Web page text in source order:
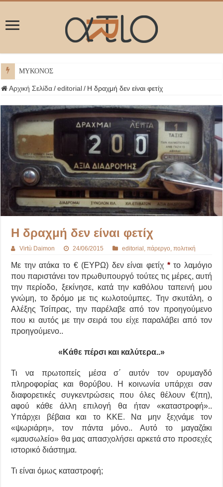
ΜΥΚΟΝΟΣ
Αρχική Σελίδα / editorial / Η δραχμή δεν είναι φετίχ
Η δραχμή δεν είναι φετίχ
Virtù Daimon 24/06/2015 editorial ,πάρεργο,πολιτική
Με την ατάκα το € (ΕΥΡΩ) δεν είναι φετίχ *το λαμόγιο
που παριστάνει τον πρωθυπουργό τούτες τις μέρες, αυτή
την περίοδο, ξεκίνησε, κατά την καθόλου ταπεινή μου
γνώμη, το δρόμο με τις κωλοτούμπες. Την σκυτάλη, ο
Αλέξης Τσίπρας, την παρέλαβε από τον προηγούμενο
που κι αυτός με την σειρά του είχε παραλάβει από τον
προηγούμενο..
«Κάθε πέρσι και καλύτερα..»
Τι να πρωτοπείς μέσα σ΄ αυτόν τον ορυμαγδό
πληροφορίας και θορύβου. Η κοινωνία υπάρχει σαν
διαφορετικές συγκεντρώσεις που όλες θέλουν €(πη),
αφού κάθε άλλη επιλογή θα ήταν «καταστροφή»..
Υπάρχει βέβαια και το ΚΚΕ. Να μην ξεχνάμε τον
«ψωριάρη», τον πάντα μόνο.. Αυτό το μαγαζάκι
«μαυσωλείο» θα μας απασχολήσει αρκετά στο προσεχές
ιστορικό διάστημα.
Τι είναι όμως καταστροφή;